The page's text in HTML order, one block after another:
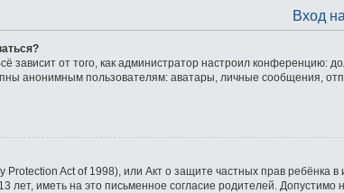
Вход
зависит от того, как администратор настроил
анонимным пользователям: аватары, личные сообщения,
Protection Act of 1998), или Акт о защите частных прав
лет, иметь на это письменное согласие родителей.